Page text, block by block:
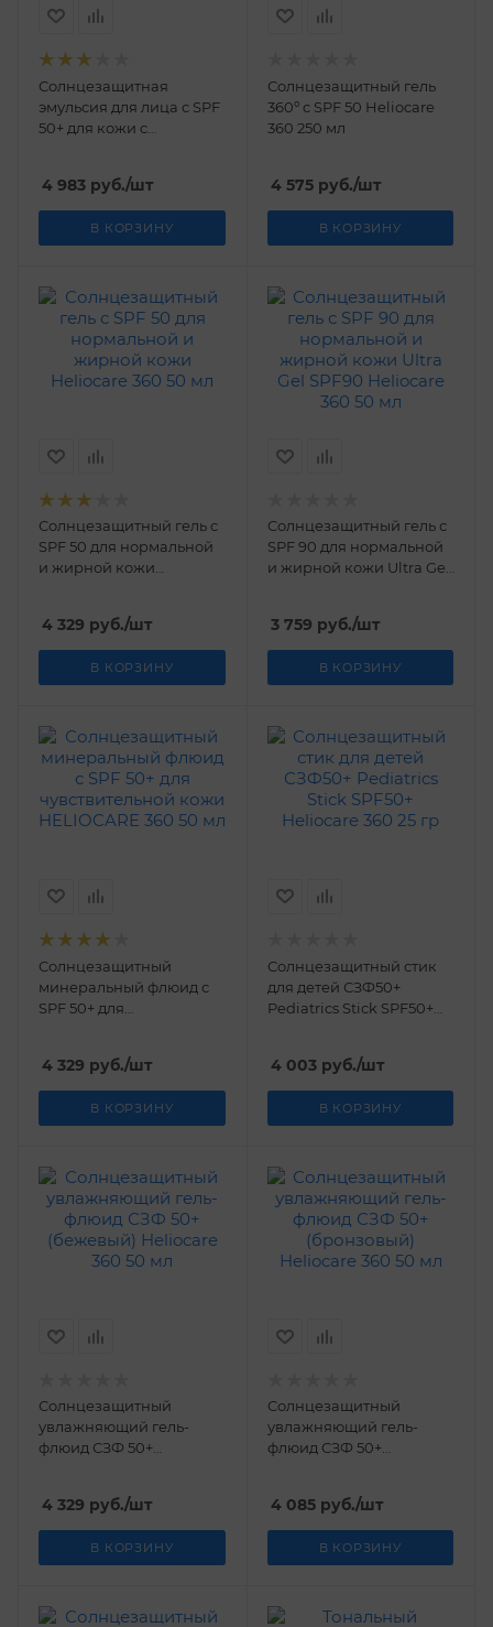
Солнцезащитная
эмульсия для лица с SPF
50+ для кожи c
Heliocare 360 50 мл
4 983 руб./шт
В КОРЗИНУ
Солнцезащитный гель
360º с SPF 50 Heliocare
360 250 мл
4 575руб./шт
В КОРЗИНУ
Солнцезащитный гель с
SPF 50 для нормальной
и жирной кожи
4 329 руб./шт
В КОРЗИНУ
Солнцезащитный гель с
SPF 90 для нормальной
и жирной кожи Ultra Gel
3 759 руб./шт
В КОРЗИНУ
Солнцезащитный
минеральный флюид с
SPF 50+ для
4 329 руб./шт
В КОРЗИНУ
Солнцезащитный стик
для детей СЗФ50+
Pediatrics Stick SPF50+
4 003руб./шт
В КОРЗИНУ
Солнцезащитный
увлажняющий гель-
флюид СЗФ 50+
4 329 руб./шт
В КОРЗИНУ
Солнцезащитный
увлажняющий гель-
флюид СЗФ 50+
4 085руб./шт
В КОРЗИНУ